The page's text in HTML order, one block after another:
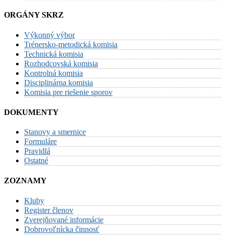
ORGÁNY SKRZ
Výkonný výbor
Trénersko-metodická komisia
Technická komisia
Rozhodcovská komisia
Kontrolná komisia
Disciplinárna komisia
Komisia pre riešenie sporov
DOKUMENTY
Stanovy a smernice
Formuláre
Pravidlá
Ostatné
ZOZNAMY
Kluby
Register členov
Zverejňované informácie
Dobrovoľnícka činnosť